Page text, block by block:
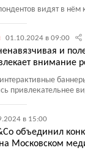
видят в нём
01.10.2024 в 09:00
и
внимание
привлекательнее
в 15:00
объединил
Московском